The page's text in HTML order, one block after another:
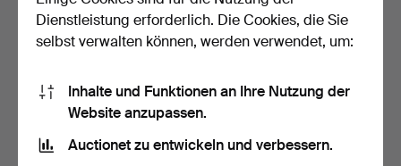
Dienstleistung erforderlich. Die Cookies, die Sie
selbst verwalten können, werden verwendet, um:
Inhalte und Funktionen an Ihre Nutzung der
Website anzupassen.
Auctionet zu entwickeln und verbessern.